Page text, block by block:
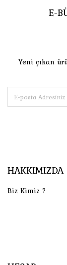
E-
Yeni çıkan
HAKKIMIZDA
Biz Kimiz ?